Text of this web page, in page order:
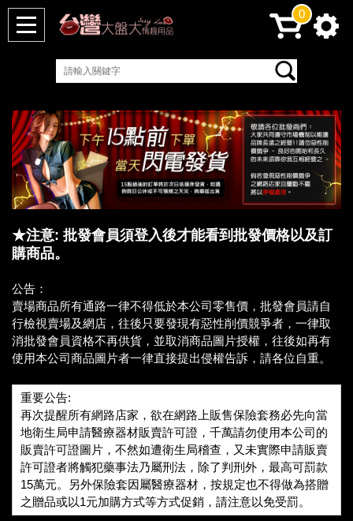
★注意: 批發會員須登入後才能看到批發價格以及訂
購商品。
公告：
賣場商品所有通路一律不得低於本公司零售價，批發會員請自
行檢視賣場及網店，往後只要發現有惡性削價競爭者，一律取
消批發會員資格不再供貨，並取消商品圖片授權，往後如再有
使用本公司商品圖片者一律直接提出侵權告訴，請各位自重。
重要公告:
再次提醒所有網路店家，欲在網路上販售保險套務必先向當
地衛生局申請醫療器材販賣許可證，千萬請勿使用本公司的
販賣許可證圖片，不然如遭衛生局稽查，又未實際申請販賣
許可證者將觸犯藥事法乃屬刑法，除了判刑外，最高可罰款
15萬元。另外保險套因屬醫療器材，按規定也不得做為搭贈
之贈品或以1元加購方式等方式促銷，請注意以免受罰。
0